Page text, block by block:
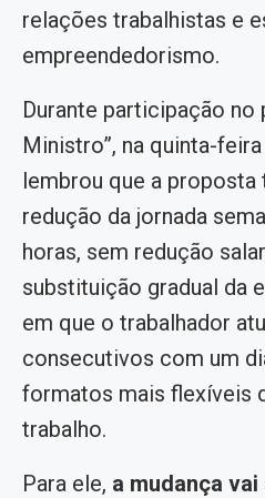
relações trabalhistas e
empreendedorismo.
Durante participação no
Ministro”, na quinta-
lembrou que a proposta
redução da jornada
horas, sem redução
substituição gradual da
em que o trabalhador
consecutivos com um
formatos mais flexíveis
trabalho.
Para ele, a mudança